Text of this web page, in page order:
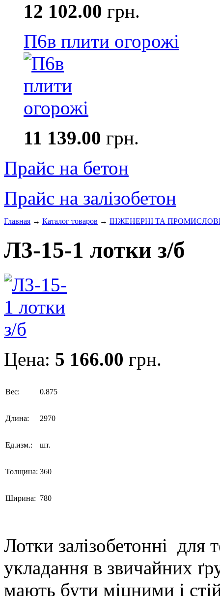
12 102.00 грн.
П6в плити огорожі
11 139.00 грн.
Прайс на бетон
Прайс на залізобетон
Главная → Каталог товаров → ІНЖЕНЕРНІ ТА
Л3-15-1 лотки з/б
Цена: 5 166.00 грн.
Вес: 0.875
Длина: 2970
Ед.изм.: шт.
Толщина: 360
Ширина: 780
Лотки залізобетонні для
укладання в звичайних
мають бути міцними і